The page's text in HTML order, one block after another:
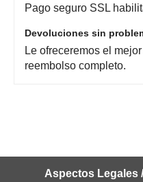
Pago seguro SSL
Devoluciones sin
Le ofreceremos el
reembolso completo.
Aspectos Legales